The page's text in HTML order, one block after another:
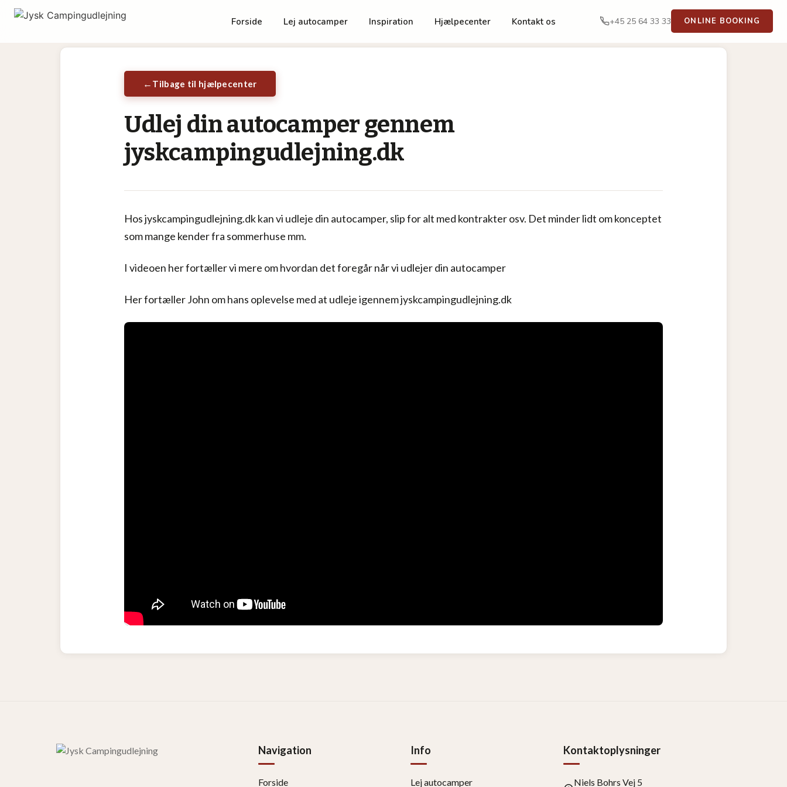
Tilbage til hjælpecenter
Udlej din autocamper gennem
jyskcampingudlejning.dk
Hos jyskcampingudlejning.dk kan vi udleje din autocamper, slip for alt med kontrakter osv. Det minder lidt om konceptet
som mange kender fra sommerhuse mm.
I videoen her fortæller vi mere om hvordan det foregår når vi udlejer din autocamper
Her fortæller John om hans oplevelse med at udleje igennem jyskcampingudlejning.dk